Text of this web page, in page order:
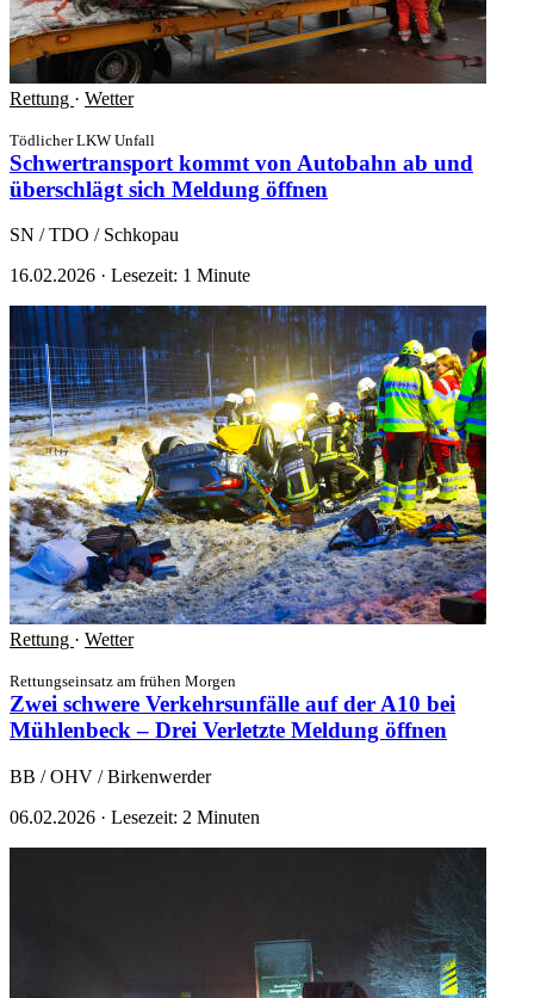
Rettung · Wetter
Tödlicher LKW Unfall
Schwertransport kommt von Autobahn ab und
überschlägt sich Meldung öffnen
SN / TDO / Schkopau
16.02.2026 · Lesezeit: 1 Minute
Rettung · Wetter
Rettungseinsatz am frühen Morgen
Zwei schwere Verkehrsunfälle auf der A10 bei
Mühlenbeck – Drei Verletzte Meldung öffnen
BB / OHV / Birkenwerder
06.02.2026 · Lesezeit: 2 Minuten